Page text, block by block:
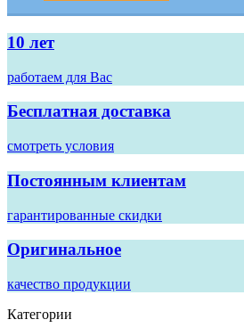
10 лет
работаем для Вас
Бесплатная доставка
смотреть условия
Постоянным клиентам
гарантированные скидки
Оригинальное
качество продукции
Категории